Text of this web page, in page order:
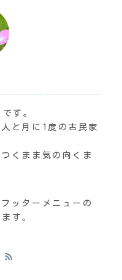
す。
と月に1度の古民家
くまま気の向くま
ッターメニューの
す。